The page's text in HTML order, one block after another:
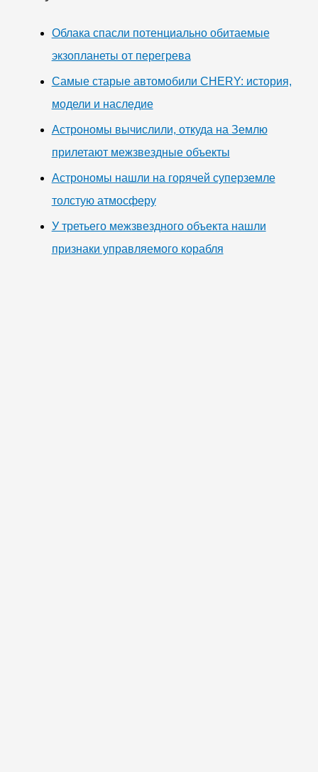
Облака спасли потенциально обитаемые
экзопланеты от перегрева
Самые старые автомобили CHERY: история,
модели и наследие
Астрономы вычислили, откуда на Землю
прилетают межзвездные объекты
Астрономы нашли на горячей суперземле
толстую атмосферу
У третьего межзвездного объекта нашли
признаки управляемого корабля